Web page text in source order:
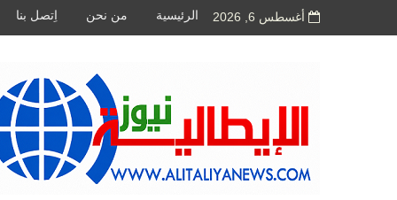
أغسطس 6, 2026 الرئيسية من نحن اِتصل بنا